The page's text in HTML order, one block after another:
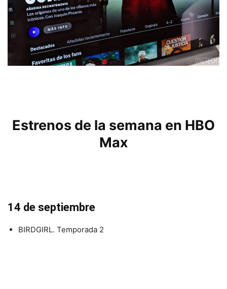
Estrenos de la semana en HBO
Max
14 de septiembre
BIRDGIRL. Temporada 2